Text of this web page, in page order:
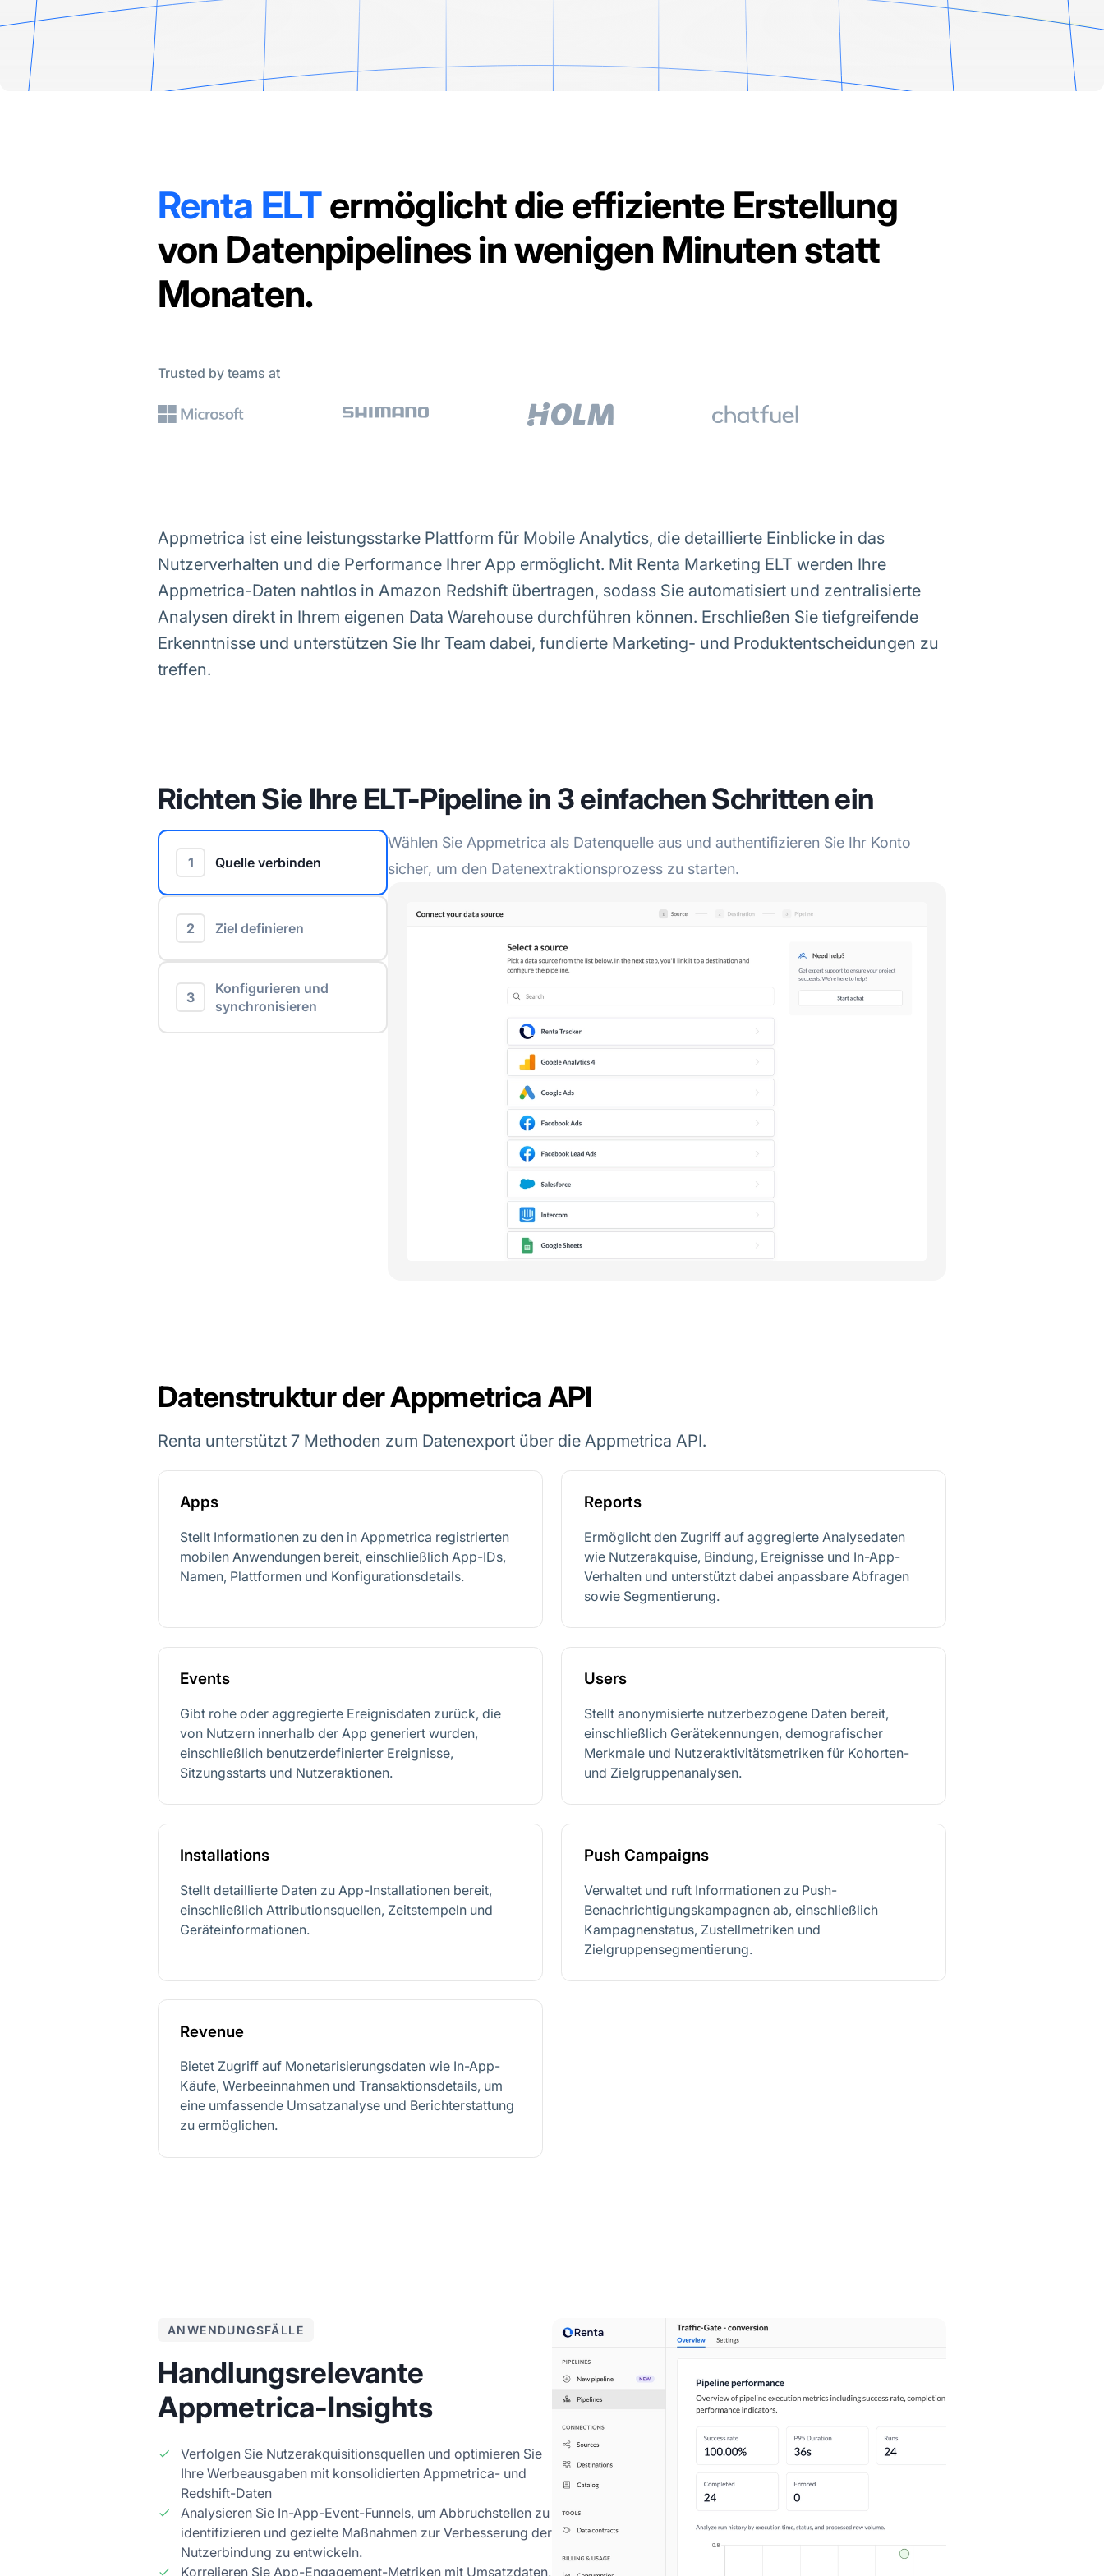
Renta ELTermöglicht die effiziente Erstellung
von Datenpipelines in wenigen Minuten statt
Monaten.
Trusted by teams at
Appmetrica ist eine leistungsstarke Plattform für Mobile Analytics, die detaillierte Einblicke in das
Nutzerverhalten und die Performance Ihrer App ermöglicht. Mit Renta Marketing ELT werden Ihre
Appmetrica-Daten nahtlos in Amazon Redshift übertragen, sodass Sie automatisiert und zentralisierte
Analysen direkt in Ihrem eigenen Data Warehouse durchführen können. Erschließen Sie tiefgreifende
Erkenntnisse und unterstützen Sie Ihr Team dabei, fundierte Marketing- und Produktentscheidungen zu
treffen.
Richten Sie Ihre ELT-Pipeline in 3 einfachen Schritten ein
1 Quelle verbinden
2 Ziel definieren
3
Konfigurieren und
synchronisieren
Wählen Sie Appmetrica als Datenquelle aus und authentifizieren Sie Ihr Konto
sicher, um den Datenextraktionsprozess zu starten.
Datenstruktur der Appmetrica API
Renta unterstützt 7 Methoden zum Datenexport über die Appmetrica API.
Apps
Stellt Informationen zu den in Appmetrica registrierten
mobilen Anwendungen bereit, einschließlich App-IDs,
Namen, Plattformen und Konfigurationsdetails.
Reports
Ermöglicht den Zugriff auf aggregierte Analysedaten
wie Nutzerakquise, Bindung, Ereignisse und In-App-
Verhalten und unterstützt dabei anpassbare Abfragen
sowie Segmentierung.
Events
Gibt rohe oder aggregierte Ereignisdaten zurück, die
von Nutzern innerhalb der App generiert wurden,
einschließlich benutzerdefinierter Ereignisse,
Sitzungsstarts und Nutzeraktionen.
Users
Stellt anonymisierte nutzerbezogene Daten bereit,
einschließlich Gerätekennungen, demografischer
Merkmale und Nutzeraktivitätsmetriken für Kohorten-
und Zielgruppenanalysen.
Installations
Stellt detaillierte Daten zu App-Installationen bereit,
einschließlich Attributionsquellen, Zeitstempeln und
Geräteinformationen.
Push Campaigns
Verwaltet und ruft Informationen zu Push-
Benachrichtigungskampagnen ab, einschließlich
Kampagnenstatus, Zustellmetriken und
Zielgruppensegmentierung.
Revenue
Bietet Zugriff auf Monetarisierungsdaten wie In-App-
Käufe, Werbeeinnahmen und Transaktionsdetails, um
eine umfassende Umsatzanalyse und Berichterstattung
zu ermöglichen.
ANWENDUNGSFÄLLE
Handlungsrelevante
Appmetrica-Insights
Verfolgen Sie Nutzerakquisitionsquellen und optimieren Sie
Ihre Werbeausgaben mit konsolidierten Appmetrica- und
Redshift-Daten
Analysieren Sie In-App-Event-Funnels, um Abbruchstellen zu
identifizieren und gezielte Maßnahmen zur Verbesserung der
Nutzerbindung zu entwickeln.
Korrelieren Sie App-Engagement-Metriken mit Umsatzdaten,